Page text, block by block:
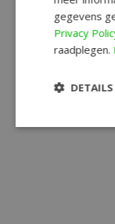
gegevens
Privacy
raadplegen.
DETAILS